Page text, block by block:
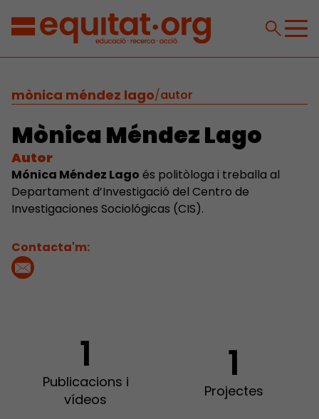
mònica méndez lago/autor
Mònica Méndez Lago
Autor
Mónica Méndez Lago és politòloga i treballa al
Departament d’Investigació del Centro de
Investigaciones Sociológicas (CIS).
Contacta'm:
1
Publicacions i
vídeos
1
Projectes